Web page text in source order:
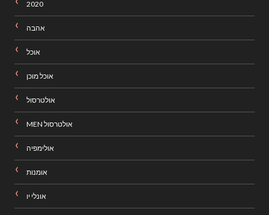
2020
אהבה
אוכל
אוכל מוכן
אולטרסול
אולטרסול MEN
אולימפיה
אומנות
אונלי יו